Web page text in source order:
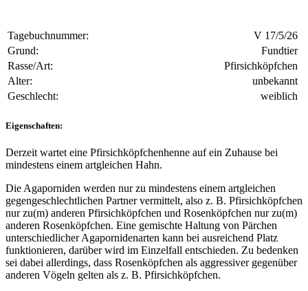
Tagebuchnummer:
V 17/5/26
Grund:
Fundtier
Rasse/Art:
Pfirsichköpfchen
Alter:
unbekannt
Geschlecht:
weiblich
Eigenschaften:
Derzeit wartet eine Pfirsichköpfchenhenne auf ein Zuhause bei
mindestens einem artgleichen Hahn.
Die Agaporniden werden nur zu mindestens einem artgleichen
gegengeschlechtlichen Partner vermittelt, also z. B. Pfirsichköpfchen
nur zu(m) anderen Pfirsichköpfchen und Rosenköpfchen nur zu(m)
anderen Rosenköpfchen. Eine gemischte Haltung von Pärchen
unterschiedlicher Agapornidenarten kann bei ausreichend Platz
funktionieren, darüber wird im Einzelfall entschieden. Zu bedenken
sei dabei allerdings, dass Rosenköpfchen als aggressiver gegenüber
anderen Vögeln gelten als z. B. Pfirsichköpfchen.